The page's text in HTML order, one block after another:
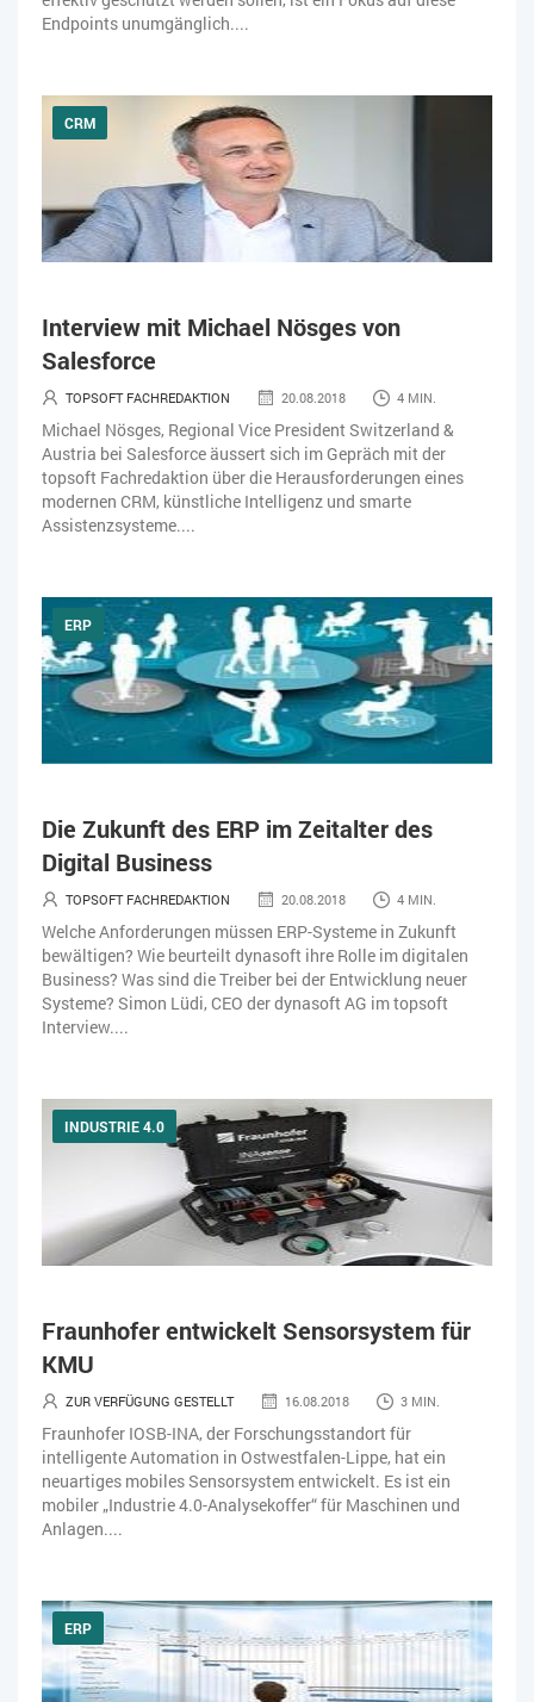
Endpoints unumgänglich....
CRM
Interview mit Michael Nösges von
Salesforce
TOPSOFT FACHREDAKTION 20.08.2018 4 MIN.
Michael Nösges, Regional Vice President Switzerland &
Austria bei Salesforce äussert sich im Gepräch mit der
topsoft Fachredaktion über die Herausforderungen eines
modernen CRM, künstliche Intelligenz und smarte
Assistenzsysteme....
ERP
Die Zukunft des ERP im Zeitalter des
Digital Business
TOPSOFT FACHREDAKTION 20.08.2018 4 MIN.
Welche Anforderungen müssen ERP-Systeme in Zukunft
bewältigen? Wie beurteilt dynasoft ihre Rolle im digitalen
Business? Was sind die Treiber bei der Entwicklung neuer
Systeme? Simon Lüdi, CEO der dynasoft AG im topsoft
Interview....
INDUSTRIE 4.0
Fraunhofer entwickelt Sensorsystem für
KMU
ZUR VERFÜGUNG GESTELLT 16.08.2018 3 MIN.
Fraunhofer IOSB-INA, der Forschungsstandort für
intelligente Automation in Ostwestfalen-Lippe, hat ein
neuartiges mobiles Sensorsystem entwickelt. Es ist ein
mobiler „Industrie 4.0-Analysekoffer“ für Maschinen und
Anlagen....
ERP